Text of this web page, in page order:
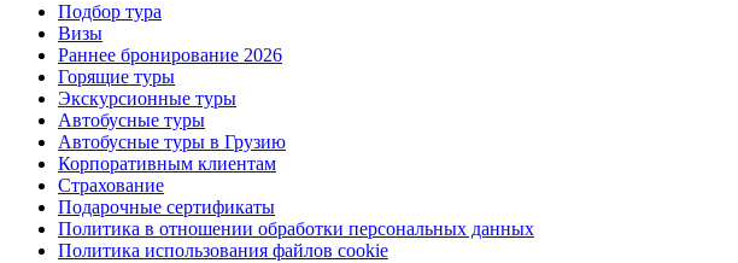
Подбор тура
Визы
Раннее бронирование 2026
Горящие туры
Экскурсионные туры
Автобусные туры
Автобусные туры в Грузию
Корпоративным клиентам
Страхование
Подарочные сертификаты
Политика в отношении обработки персональных данных
Политика использования файлов cookie